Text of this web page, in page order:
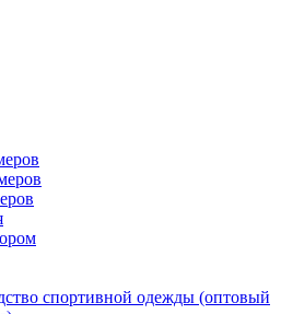
спортивной одежды (оптовый